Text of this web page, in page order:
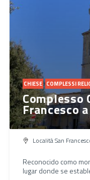
CHIESE COMPLESSI
Complesso
Francesco
Località San
Reconocido como
lugar donde se